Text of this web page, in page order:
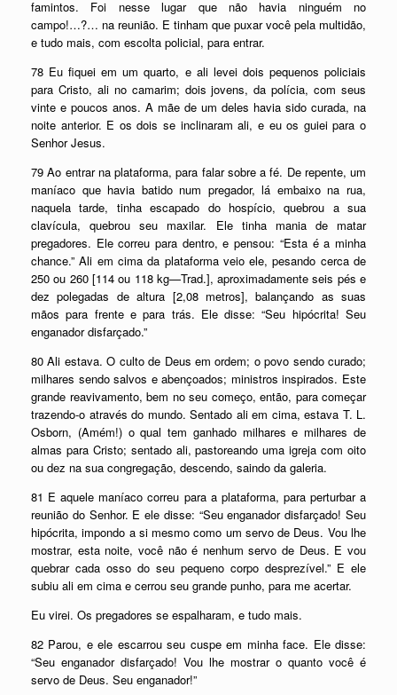
famintos. Foi nesse lugar que não havia ninguém no
campo!…?… na reunião. E tinham que puxar você pela multidão,
e tudo mais, com escolta policial, para entrar.
78 Eu fiquei em um quarto, e ali levei dois pequenos policiais
para Cristo, ali no camarim; dois jovens, da polícia, com seus
vinte e poucos anos. A mãe de um deles havia sido curada, na
noite anterior. E os dois se inclinaram ali, e eu os guiei para o
Senhor Jesus.
79 Ao entrar na plataforma, para falar sobre a fé. De repente, um
maníaco que havia batido num pregador, lá embaixo na rua,
naquela tarde, tinha escapado do hospício, quebrou a sua
clavícula, quebrou seu maxilar. Ele tinha mania de matar
pregadores. Ele correu para dentro, e pensou: “Esta é a minha
chance.” Ali em cima da plataforma veio ele, pesando cerca de
250 ou 260 [114 ou 118 kg—Trad.], aproximadamente seis pés e
dez polegadas de altura [2,08 metros], balançando as suas
mãos para frente e para trás. Ele disse: “Seu hipócrita! Seu
enganador disfarçado.”
80 Ali estava. O culto de Deus em ordem; o povo sendo curado;
milhares sendo salvos e abençoados; ministros inspirados. Este
grande reavivamento, bem no seu começo, então, para começar
trazendo-o através do mundo. Sentado ali em cima, estava T. L.
Osborn, (Amém!) o qual tem ganhado milhares e milhares de
almas para Cristo; sentado ali, pastoreando uma igreja com oito
ou dez na sua congregação, descendo, saindo da galeria.
81 E aquele maníaco correu para a plataforma, para perturbar a
reunião do Senhor. E ele disse: “Seu enganador disfarçado! Seu
hipócrita, impondo a si mesmo como um servo de Deus. Vou lhe
mostrar, esta noite, você não é nenhum servo de Deus. E vou
quebrar cada osso do seu pequeno corpo desprezível.” E ele
subiu ali em cima e cerrou seu grande punho, para me acertar.
Eu virei. Os pregadores se espalharam, e tudo mais.
82 Parou, e ele escarrou seu cuspe em minha face. Ele disse:
“Seu enganador disfarçado! Vou lhe mostrar o quanto você é
servo de Deus. Seu enganador!”